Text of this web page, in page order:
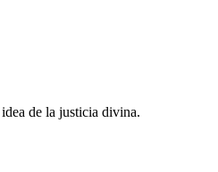
de la justicia divina.